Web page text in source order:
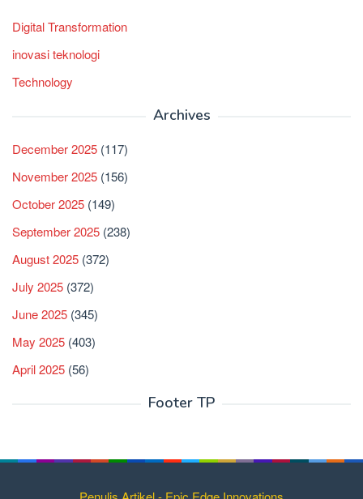
Digital Transformation
inovasi teknologi
Technology
Archives
December 2025 (117)
November 2025 (156)
October 2025 (149)
September 2025 (238)
August 2025 (372)
July 2025 (372)
June 2025 (345)
May 2025 (403)
April 2025 (56)
Footer TP